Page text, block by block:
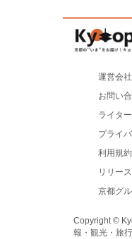
運営会社
お問い
ライタ
プライ
利用規約
リリー
京都グ
Copyright ©
報・観光・旅